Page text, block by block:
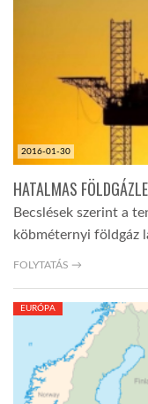
2016-01-30
HATALMAS
Becslések szerint a
köbméternyi földgáz
FOLYTATÁS →
EURÓPA